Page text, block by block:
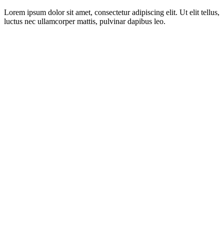
Lorem ipsum dolor sit amet, consectetur adipiscing elit. Ut elit tellus,
luctus nec ullamcorper mattis, pulvinar dapibus leo.